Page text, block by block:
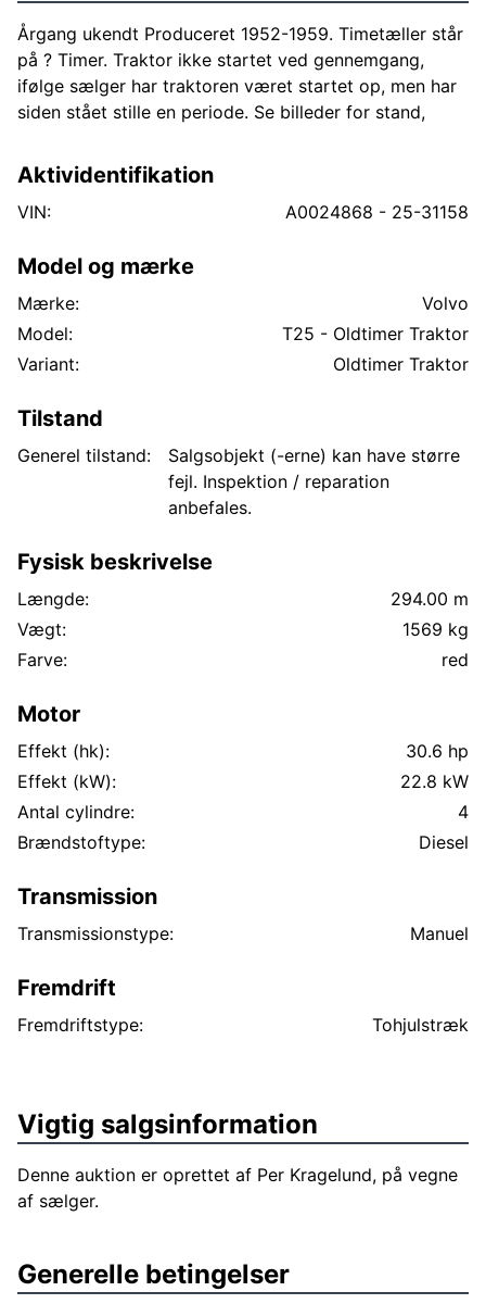
Årgang ukendt Produceret 1952-1959. Timetæller står
på ? Timer. Traktor ikke startet ved gennemgang,
ifølge sælger har traktoren været startet op, men har
siden stået stille en periode. Se billeder for stand,
Aktividentifikation
VIN: A0024868 - 25-31158
Model og mærke
Mærke:
Volvo
Model:
T25 - Oldtimer Traktor
Variant:
Oldtimer Traktor
Tilstand
Generel tilstand:
Salgsobjekt (-erne) kan have større
fejl. Inspektion / reparation
anbefales.
Fysisk beskrivelse
Længde:
294.00 m
Vægt:
1569 kg
Farve:
red
Motor
Effekt (hk):
30.6 hp
Effekt (kW):
22.8 kW
Antal cylindre:
4
Brændstoftype:
Diesel
Transmission
Transmissionstype: Manuel
Fremdrift
Fremdriftstype: Tohjulstræk
Vigtig salgsinformation
Denne auktion er oprettet af Per Kragelund, på vegne
af sælger.
Generelle betingelser